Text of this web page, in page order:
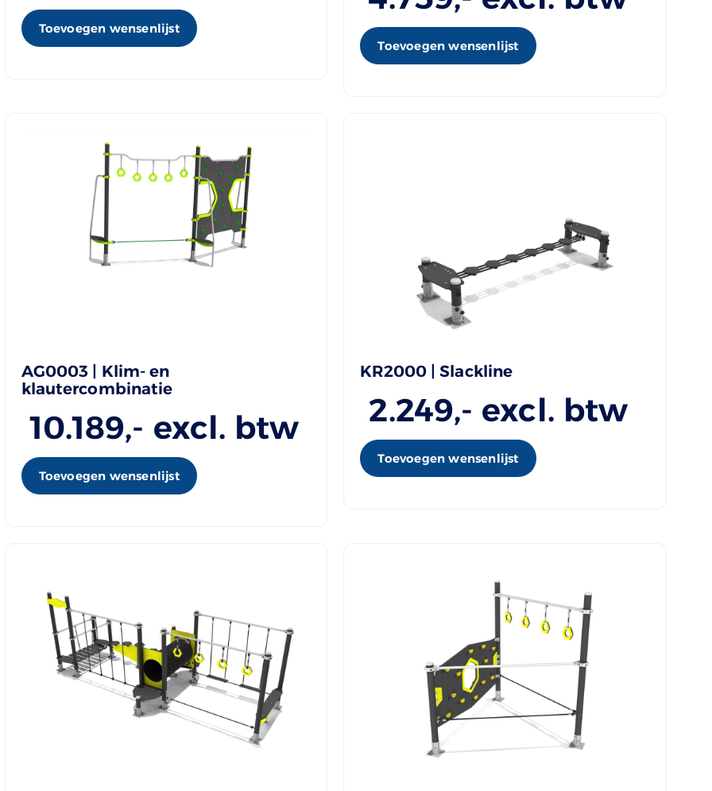
Toevoegen wensenlijst
Toevoegen wensenlijst
AG0003 | Klim- en
klautercombinatie
10.189,- excl. btw
Toevoegen wensenlijst
KR2000 | Slackline
2.249,- excl. btw
Toevoegen wensenlijst